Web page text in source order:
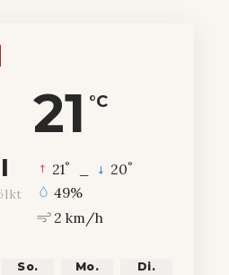
21 °C
21° 20°
49%
2 km/h
So. Mo. Di.